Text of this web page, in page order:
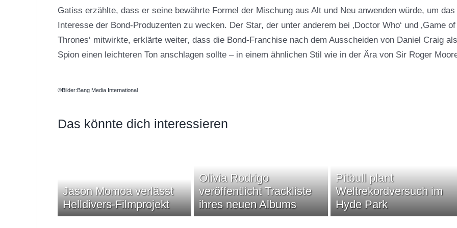
Gatiss erzählte, dass er seine bewährte Formel der Mischung aus Alt und Neu anwenden würde, um das
Interesse der Bond-Produzenten zu wecken. Der Star, der unter anderem bei ‚Doctor Who‘ und ‚Game of
Thrones‘ mitwirkte, erklärte weiter, dass die Bond-Franchise nach dem Ausscheiden von Daniel Craigals
Spion einen leichteren Ton anschlagen sollte – in einem ähnlichen Stil wie in der Ära von Sir Roger
©Bilder:Bang Media International
Das könnte dich interessieren
Jason Momoa verlässt
Helldivers-Filmprojekt
Olivia Rodrigo
veröffentlicht Trackliste
ihres neuen Albums
Pitbull plant
Weltrekordversuch im
Hyde Park